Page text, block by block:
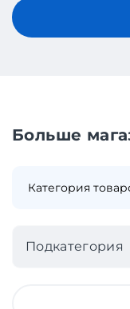
Больше
Подкатегория